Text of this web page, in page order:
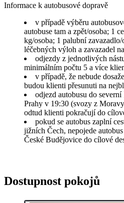
Informace k autobusové dopravě
v případě výběru
autobuse tam a zpět/osoba; 1
kg/osoba; 1 palubní
léčebných výloh a zavazadel
odjezdy z jednotlivých
minimálním počtu 5 a více
v případě, že nebude
budou klienti přesunuti na
odjezd autobusu do
Prahy v 19:30 (svozy z
odtud klienti pokračují do
pokud se autobus zaplní
jižních Čech, nepojede
České Budějovice do cílové
Dostupnost pokojů